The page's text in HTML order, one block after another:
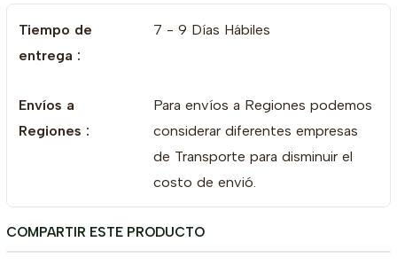
Profundidad:
Altura:82 cm
¡ SELECCIONA TU COLOR FAVORITO !
Tiempo de
entrega :
7 - 9 Días Hábiles
Envíos a
Regiones :
Para envíos a Regiones podemos
considerar diferentes empresas
de Transporte para disminuir el
costo de envió.
COMPARTIR ESTE PRODUCTO